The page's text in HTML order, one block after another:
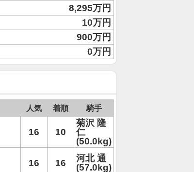
8,295万円
10万円
900万円
0万円
人気 着順 騎手
16 10
菊沢 隆
仁
(50.0kg)
16 16
河北 通
(57.0kg)